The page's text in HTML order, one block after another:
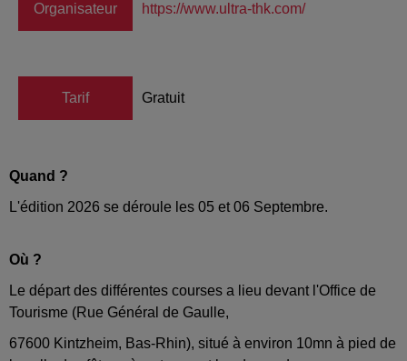
Organisateur https://www.ultra-thk.com/
Tarif Gratuit
Quand ?
L'édition 2026 se déroule les 05 et 06 Septembre.
Où ?
Le départ des différentes courses a lieu devant l'Office de
Tourisme (Rue Général de Gaulle,
67600 Kintzheim, Bas-Rhin), situé à environ 10mn à pied de